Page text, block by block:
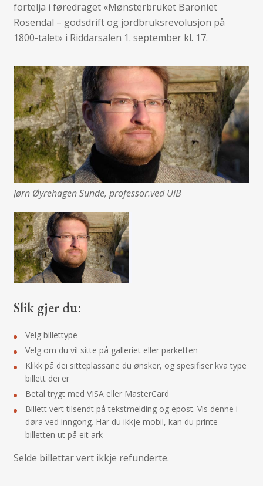
fortelja i føredraget «Mønsterbruket Baroniet
Rosendal – godsdrift og jordbruksrevolusjon på
1800-talet» i Riddarsalen 1. september kl. 17.
Jørn Øyrehagen Sunde, professor.ved UiB
Slik gjer du:
Velg billettype
Velg om du vil sitte på galleriet eller parketten
Klikk på dei sitteplassane du ønsker, og spesifiser kva type
billett dei er
Betal trygt med VISA eller MasterCard
Billett vert tilsendt på tekstmelding og epost. Vis denne i
døra ved inngong. Har du ikkje mobil, kan du printe
billetten ut på eit ark
Selde billettar vert ikkje refunderte.